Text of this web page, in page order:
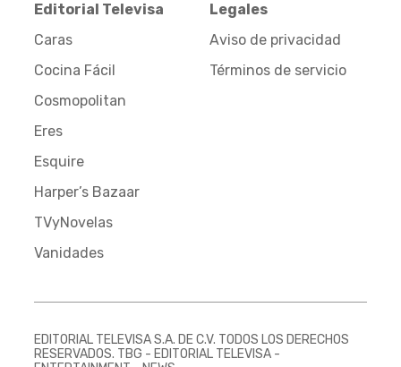
Editorial Televisa
Caras
Cocina Fácil
Cosmopolitan
Eres
Esquire
Harper’s Bazaar
TVyNovelas
Vanidades
Legales
Aviso de privacidad
Términos de servicio
EDITORIAL TELEVISA S.A. DE C.V. TODOS LOS DERECHOS
RESERVADOS. TBG - EDITORIAL TELEVISA -